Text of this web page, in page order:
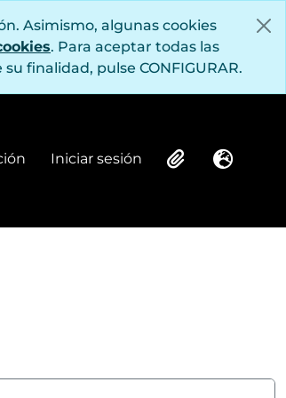
Asimismo, algunas cookies
. Para aceptar todas las
finalidad, pulse CONFIGURAR.
Iniciar sesión
Iniciar sesión ClipboardIdioma